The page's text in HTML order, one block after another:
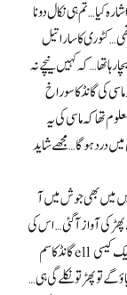
کٹوری کا سارا تیل
تھا… کہ کہیں نیچے نہ
کی گانڈ کا سوراخ
تھا کہ ماسی کی یہ
ہوگا… مجھے شاید
میں میں بھی جوش میں آ
کی آواز آ گئی… اس کی
گانڈ کا سمell ہواؤں میں پھیل گیا… مجھے کافی مدہوش لگی… میں نے کہا: ماسی ایک کیسی
تو پھڑ تو نکلے گی ہی…